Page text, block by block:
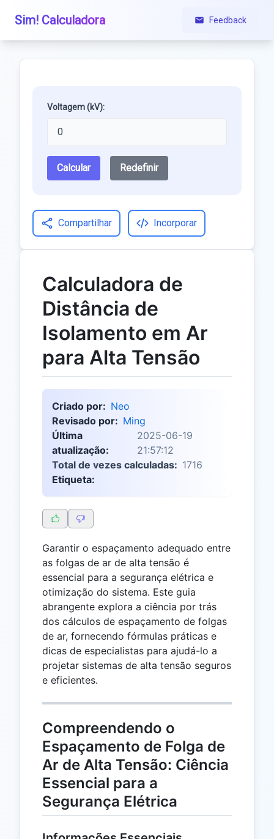
Sim! Calculadora Feedback
Voltagem (kV):
Calcular Redefinir
Compartilhar Incorporar
Calculadora de
Distância de
Isolamento em Ar
para Alta Tensão
Criado por: Neo
Revisado por: Ming
Última
atualização:
2025-06-19
21:57:12
Total de vezes calculadas: 1716
Etiqueta:
Garantir o espaçamento adequado entre
as folgas de ar de alta tensão é
essencial para a segurança elétrica e
otimização do sistema. Este guia
abrangente explora a ciência por trás
dos cálculos de espaçamento de folgas
de ar, fornecendo fórmulas práticas e
dicas de especialistas para ajudá-lo a
projetar sistemas de alta tensão seguros
e eficientes.
Compreendendo o
Espaçamento de Folga de
Ar de Alta Tensão: Ciência
Essencial para a
Segurança Elétrica